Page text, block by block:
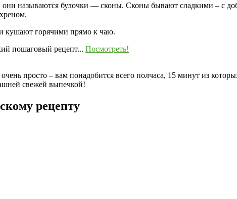
они называются булочки — сконы. Сконы бывают сладкими – с
кушают горячими прямо к чаю.
пошаговый рецепт... Посмотреть!
просто – вам понадобится всего полчаса, 15 минут из
свежей выпечкой!
рецепту